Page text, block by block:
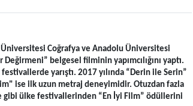
Coğrafya ve Anadolu Üniversitesi
belgesel filminin yapımcılığını yaptı.
yarıştı. 2017 yılında “Derin ile Serin”
ise ilk uzun metraj deneyimidir. Otuzdan fazla
ülke festivallerinden “En İyi Film” ödüllerini